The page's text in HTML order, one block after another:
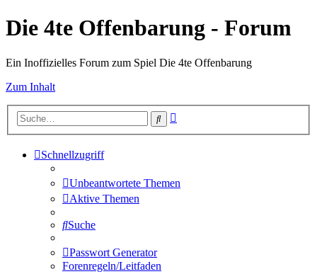
Die 4te Offenbarung - Forum
Ein Inoffizielles Forum zum Spiel Die 4te Offenbarung
Zum Inhalt
Suche
Schnellzugriff
Unbeantwortete Themen
Aktive Themen
Suche
Passwort Generator
Forenregeln/Leitfaden